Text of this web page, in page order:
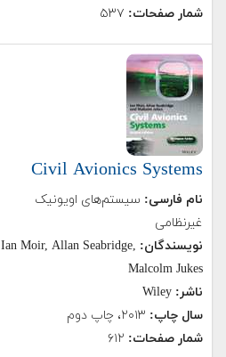
شمار صفحات: ۵۳۷
Civil Avionics Systems
نام فارسی: سیستم‌های اویونیک
غیرنظامی
نویسندگان: Ian Moir, Allan Seabridge,
Malcolm Jukes
ناشر: Wiley
سال چاپ: ۲۰۱۳، چاپ دوم
شمار صفحات: ۶۱۲